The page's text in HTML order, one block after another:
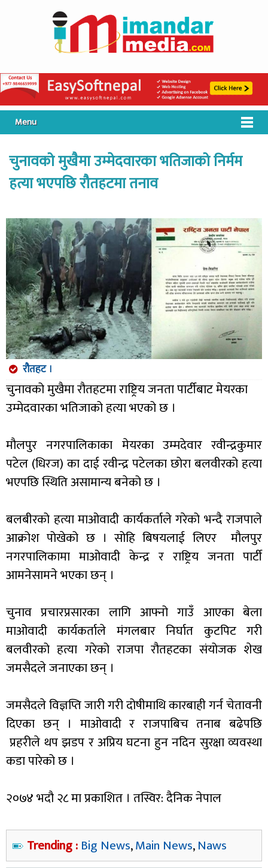
Menu
चुनावको मुखैमा उम्मेदवारका भतिजाको निर्मम
हत्या भएपछि रौतहटमा तनाव
रौतहट ।
चुनावको मुखैमा रौतहटमा राष्ट्रिय जनता पार्टीबाट मेयरका
उम्मेदवारका भतिजाको हत्या भएको छ ।
मौलपुर नगरपालिकाका मेयरका उम्मदेवार रवीन्द्रकुमार
पटेल (धिरज) का दाई रवीन्द्र पटेलका छोरा बलवीरको हत्या
भएपछि स्थिति असामान्य बनेको छ ।
बलबीरको हत्या माओवादी कार्यकर्ताले गरेको भन्दै राजपाले
आक्रोश पोखेको छ । सोहि बिषयलाई लिएर मौलपुर
नगरपालिकामा माओवादी केन्द्र र राष्ट्रिय जनता पार्टी
आमनेसामने भएका छन् ।
चुनाव प्रचारप्रसारका लागि आफ्नो गाउँ आएका बेला
माओवादी कार्यकर्ताले मंगलबार निर्घात कुटपिट गरी
बलवीरको हत्या गरेको राजपा रौतहटका संयोजक शेख
जमसैदले जनाएका छन् ।
जमसैदले विज्ञप्ति जारी गरी दोषीमाथि कारबाही गर्न चेतावनी
दिएका छन् । माओवादी र राजपाबिच तनाब बढेपछि
प्रहरीले थप झडप र अप्रिय घटना हुन नदिन सुरक्षा व्यवस्था
कडा पारेको छ ।
२०७४ भदौ २८ मा प्रकाशित । तस्विर: दैनिक नेपाल
Trending : Big News,Main News,Naws